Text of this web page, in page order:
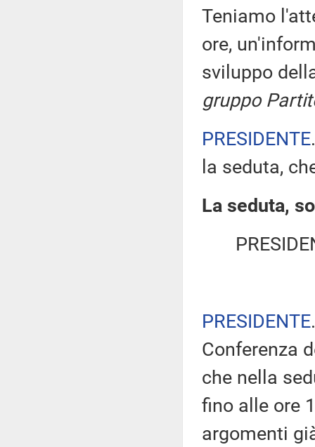
Teniamo
ore,
sviluppo
gruppo
PRESIDENTE
la seduta,
La seduta,
PRESIDENTE
Conferenza
che nella
fino alle ore
argomenti